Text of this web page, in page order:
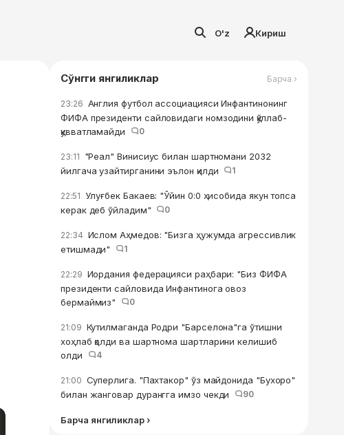
O'z Кириш
Сўнгги янгиликлар Барча ›
23:26 Англия футбол ассоциацияси Инфантинонинг
ФИФА президенти сайловидаги номзодини қўллаб-
қувватламайди
0
23:11 "Реал" Винисиус билан шартномани 2032
йилгача узайтирганини эълон қилди
1
22:51 Улуғбек Бакаев: "Ўйин 0:0 ҳисобида якун топса
керак деб ўйладим"
0
22:34 Ислом Аҳмедов: "Бизга ҳужумда агрессивлик
етишмади"
1
22:29 Иордания федерацияси раҳбари: "Биз ФИФА
президенти сайловида Инфантинога овоз
бермаймиз"
0
21:09 Кутилмаганда Родри "Барселона"га ўтишни
хоҳлаб қолди ва шартнома шартларини келишиб
олди
4
21:00 Суперлига. "Пахтакор" ўз майдонида "Бухоро"
билан жанговар дурангга имзо чекди
90
Барча янгиликлар ›